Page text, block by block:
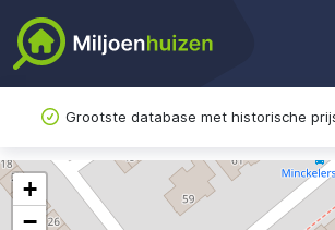
Grootste database met historische
+
−